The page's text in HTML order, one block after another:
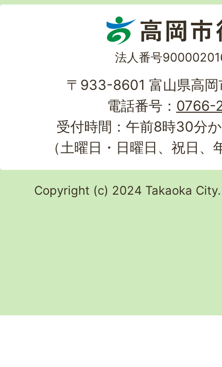
法人番号
〒933-8601 富山県高
電話番号： 0766-
受付時間：午前8時30分
（土曜日・日曜日、祝日
Copyright (c) 2024 Takaoka